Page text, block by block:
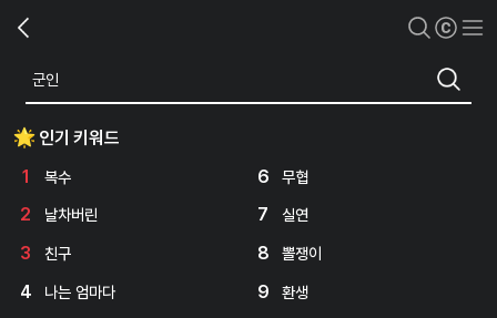
인기 키워드
1
복수
2 날차버린
3 친구
4 나는 엄마다
6 무협
7 실연
8 뽈쟁이
9 환생